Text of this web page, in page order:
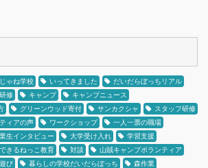
ゃね学校 いってきました
だいだらぼっちリアル
修 キャンプ
キャンプニュース
グリーンウッド寄付 サンカクシャ
スタッフ研修
ィアの声 ワークショップ
一人一票の職場
生インタビュー 大学受け入れ
学習支援
きるねっこ教育 対談
山賊キャンプボランティア
遊び 暮らしの学校だいだらぼっち
森作業